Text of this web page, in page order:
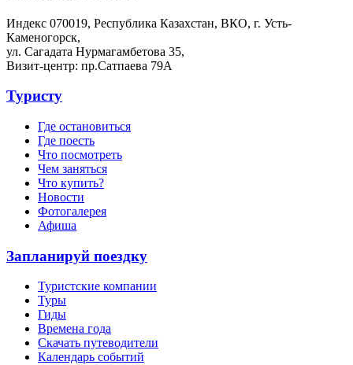
Индекс 070019, Республика Казахстан, ВКО, г. Усть-
Каменогорск,
ул. Сагадата Нурмагамбетова 35,
Визит-центр: пр.Сатпаева 79А
Туристу
Где остановиться
Где поесть
Что посмотреть
Чем заняться
Что купить?
Новости
Фотогалерея
Афиша
Запланируй поездку
Туристские компании
Туры
Гиды
Времена года
Скачать путеводители
Календарь событий